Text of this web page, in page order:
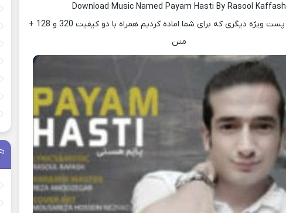
Download Music Named Payam Hasti By Rasool Kaffash
با ما باشید با پست ویژه دیگری که برای شما اماده کردیم همراه با دو کیفیت 320 و 128 +
متن